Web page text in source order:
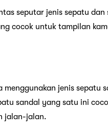
seputar jenis sepatu
cocok untuk tampilan
menggunakan jenis sepatu
sandal yang satu ini
jalan-jalan.